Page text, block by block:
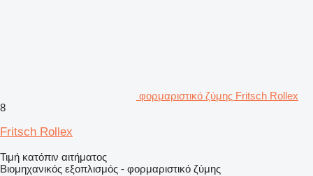
φορμαριστικό ζύμης Fritsch Rollex
8
Fritsch Rollex
Τιμή κατόπιν αιτήματος
Βιομηχανικός εξοπλισμός - φορμαριστικό ζύμης